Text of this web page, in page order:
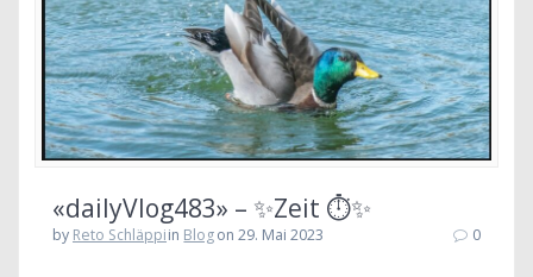
«dailyVlog483» – ✨Zeit ⏱✨
by Reto Schläppiin Blogon 29. Mai 2023 0